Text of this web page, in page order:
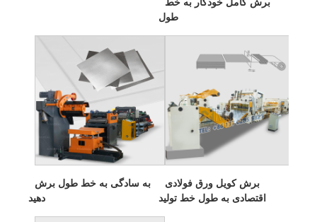
طول
به سادگی به خط طول برش
دهید
برش کویل ورق فولادی
اقتصادی به طول خط تولید